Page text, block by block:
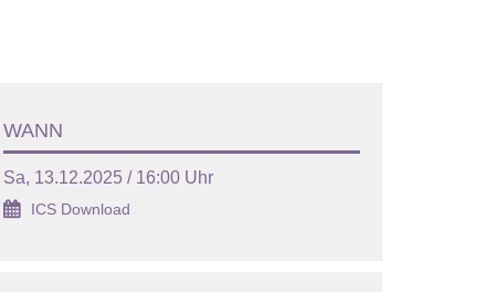
WANN
Sa, 13.12.2025 / 16:00 Uhr
ICS Download